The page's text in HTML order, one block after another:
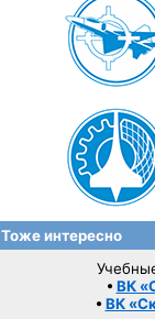
Тоже интересно
• ВК
• ВК